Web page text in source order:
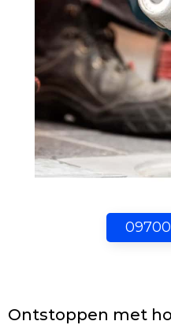
Ontstoppen met